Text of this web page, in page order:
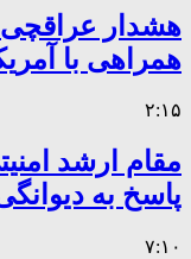
هشدار عراقچی
همراهی با
۲:۱۵
مقام ارشد
پاسخ به
۷:۱۰